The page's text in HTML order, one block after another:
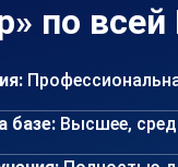
по всей
базе: Высшее,